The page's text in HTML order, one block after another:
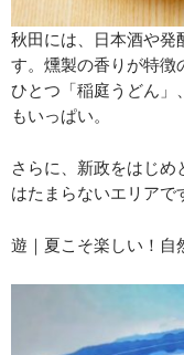
秋田には、日本酒や発
す。燻製の香りが特徴
ひとつ「稲庭うどん」
もいっぱい。
さらに、新政をはじめ
はたまらないエリアで
遊｜夏こそ楽しい！自